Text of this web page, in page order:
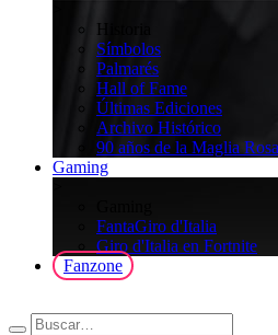
Historia
Símbolos
Palmarés
Hall of Fame
Últimas Ediciones
Archivo Histórico
90 años de la Maglia Rosa
Gaming
FantaGiro d'Italia
Giro d'Italia en Fortnite
Fanzone